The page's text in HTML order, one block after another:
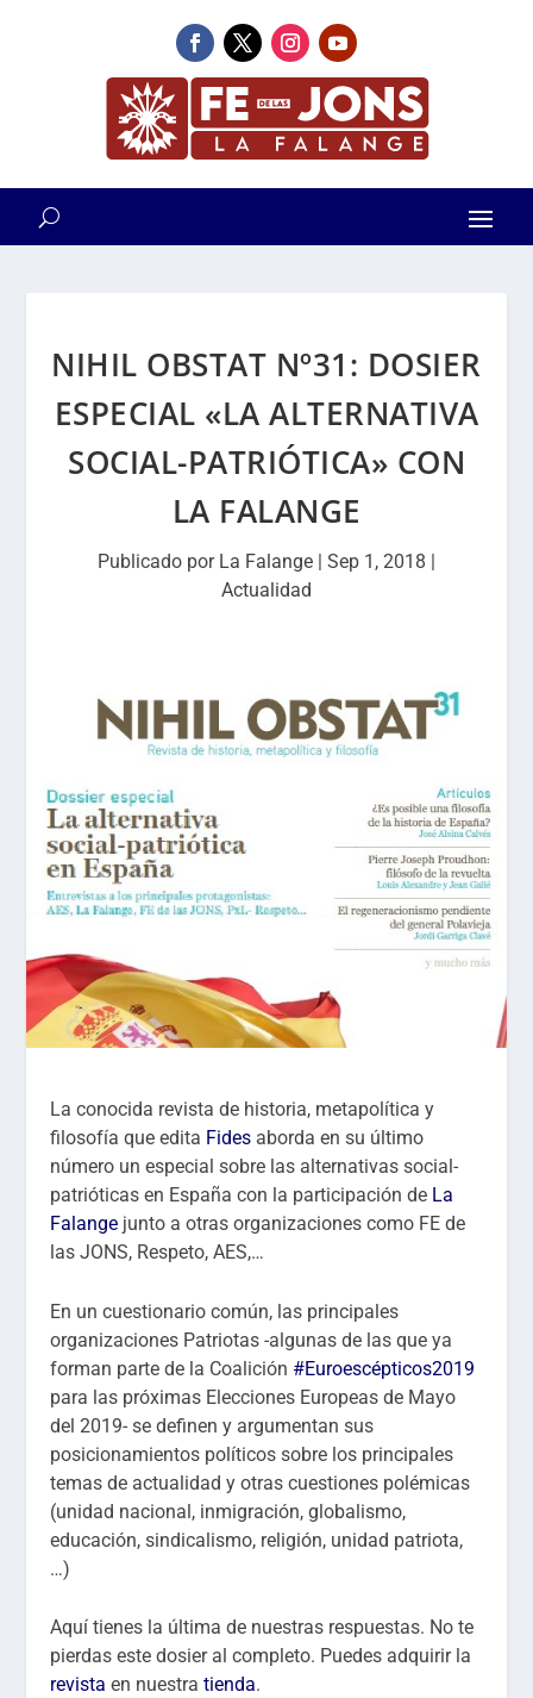
NIHIL OBSTAT Nº31: DOSIER
ESPECIAL «LA ALTERNATIVA
SOCIAL-PATRIÓTICA» CON
LA FALANGE
Publicado por La Falange | Sep 1, 2018 |
Actualidad
La conocida revista de historia, metapolítica y
filosofía que edita Fides aborda en su último
número un especial sobre las alternativas social-
patrióticas en España con la participación de La
Falange junto a otras organizaciones como FE de
las JONS, Respeto, AES,…
En un cuestionario común, las principales
organizaciones Patriotas -algunas de las que ya
forman parte de la Coalición #Euroescépticos2019
para las próximas Elecciones Europeas de Mayo
del 2019- se definen y argumentan sus
posicionamientos políticos sobre los principales
temas de actualidad y otras cuestiones polémicas
(unidad nacional, inmigración, globalismo,
educación, sindicalismo, religión, unidad patriota,
…)
Aquí tienes la última de nuestras respuestas. No te
pierdas este dosier al completo. Puedes adquirir la
revista en nuestratienda.